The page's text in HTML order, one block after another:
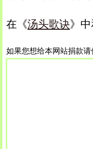
在《汤头歌诀》
如果您想给本网站捐款